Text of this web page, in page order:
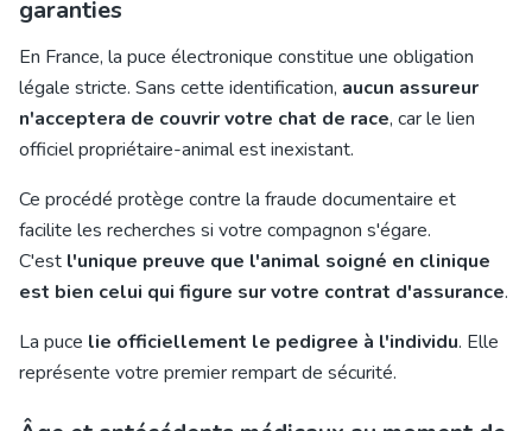
garanties
En France, la puce électronique constitue une obligation
légale stricte. Sans cette identification, aucun assureur
n'acceptera de couvrir votre chat de race, car le lien
officiel propriétaire-animal est inexistant.
Ce procédé protège contre la fraude documentaire et
facilite les recherches si votre compagnon s'égare.
C'est l'unique preuve que l'animal soigné en clinique
est bien celui qui figure sur votre contrat d'assurance.
La puce lie officiellement le pedigree à l'individu. Elle
représente votre premier rempart de sécurité.